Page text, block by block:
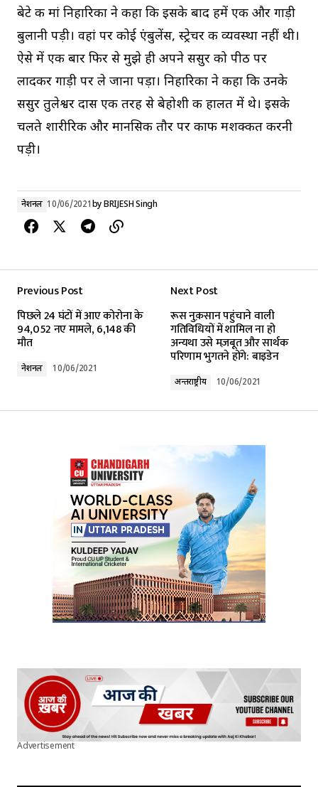
बेटे की मां निहारिका ने कहा कि इसके बाद हमें एक और गाड़ी
बुलानी पड़ी। वहां पर कोई एंबुलेंस, स्ट्रेचर की व्यवस्था नहीं थी।
ऐसे में एक बार फिर से मुझे ही अपने ससुर को पीठ पर
लादकर गाड़ी पर ले जाना पड़ा। निहारिका ने कहा कि उनके
ससुर तुलेश्वर दास एक तरह से बेहोशी की हालत में थे। इसके
चलते शारीरिक और मानसिक तौर पर काफी मशक्कत करनी
पड़ी।
नेशनल 10/06/2021byBRIJESH Singh
Previous Post
पिछले 24 घंटों में आए कोरोना के
94,052 नए मामले, 6,148 की
मौत
नेशनल 10/06/2021
Next Post
रूस नुक़सान पहुंचाने वाली
गतिविधियों में शामिल ना हो
अन्यथा उसे मज़बूत और सार्थक
परिणाम भुगतने होंगे: बाइडेन
अन्तर्राष्ट्रीय 10/06/2021
Advertisement